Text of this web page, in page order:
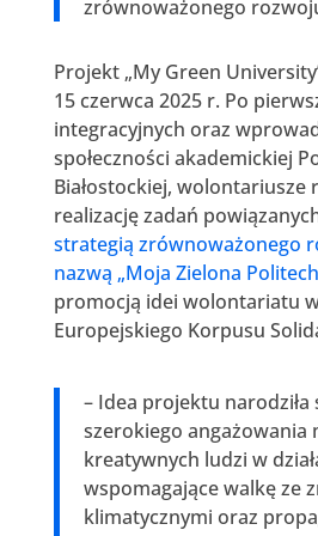
zrównoważonego
Projekt „My Green
15 czerwca 2025 r. Po
integracyjnych oraz
społeczności akademickiej
Białostockiej, wolontariusze
realizację zadań
strategią zrównoważonego
nazwą „Moja Zielona
promocją idei wolontariatu
Europejskiego Korpusu
– Idea projektu narodziła
szerokiego angażowania
kreatywnych ludzi w
wspomagające walkę ze
klimatycznymi oraz